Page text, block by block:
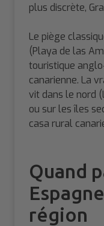
plus discrète,
Le piège
(Playa de las
touristique
canarienne. La
vit dans le nord
ou sur les îles
casa rural
Quand
région